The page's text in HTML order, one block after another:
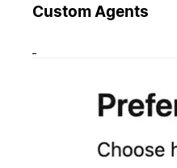
Custom Agents